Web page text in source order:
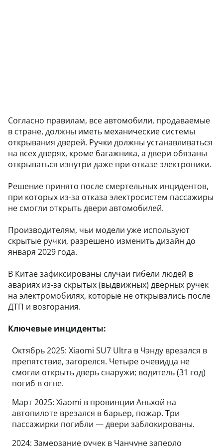
Согласно правилам, все автомобили, продаваемые
в стране, должны иметь механические системы
открывания дверей. Ручки должны устанавливаться
на всех дверях, кроме багажника, а двери обязаны
открываться изнутри даже при отказе электроники.
Решение принято после смертельных инцидентов,
при которых из-за отказа электросистем пассажиры
не смогли открыть двери автомобилей.
Производителям, чьи модели уже используют
скрытые ручки, разрешено изменить дизайн до
января 2029 года.
В Китае зафиксированы случаи гибели людей в
авариях из-за скрытых (выдвижных) дверных ручек
на электромобилях, которые не открывались после
ДТП и возгорания.
Ключевые инциденты:
Октябрь 2025: Xiaomi SU7 Ultra в Чэнду врезался в
препятствие, загорелся. Четыре очевидца не
смогли открыть дверь снаружи; водитель (31 год)
погиб в огне.
Март 2025: Xiaomi в провинции Аньхой на
автопилоте врезался в барьер, пожар. Три
пассажирки погибли — двери заблокированы.
2024: Замерзание ручек в Чанчуне заперло